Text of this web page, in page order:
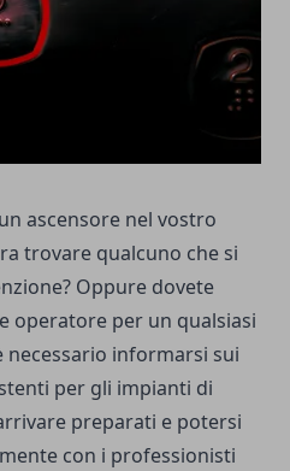
ascensore nel vostro
trovare qualcuno che si
Oppure dovete
operatore per un qualsiasi
informarsi sui
per gli impianti di
preparati e potersi
con i professionisti